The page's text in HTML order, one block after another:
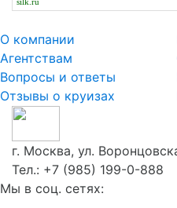
О компании
Агентствам
Вопросы и ответы
Отзывы о круизах
г. Москва, ул.
Тел.: +7 (985) 199-0-888
Мы в соц. сетях: